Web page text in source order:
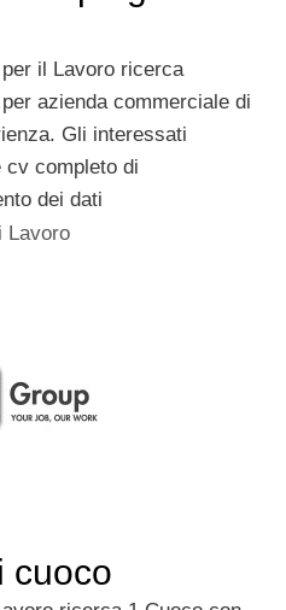
il Lavoro ricerca
azienda commerciale di
Gli interessati
cv completo di
dei dati
Lavoro
cuoco